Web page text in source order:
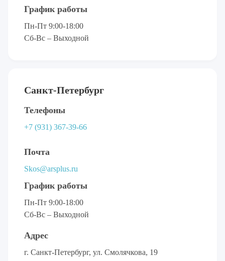
График работы
Пн-Пт 9:00-18:00
Сб-Вс – Выходной
Санкт-Петербург
Телефоны
+7 (931) 367-39-66
Почта
Skos@arsplus.ru
График работы
Пн-Пт 9:00-18:00
Сб-Вс – Выходной
Адрес
г. Санкт-Петербург, ул. Смолячкова, 19